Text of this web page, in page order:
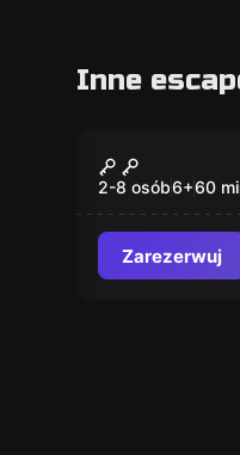
Inne
POKÓJ
2-8 osób6+60
Zarezerwuj